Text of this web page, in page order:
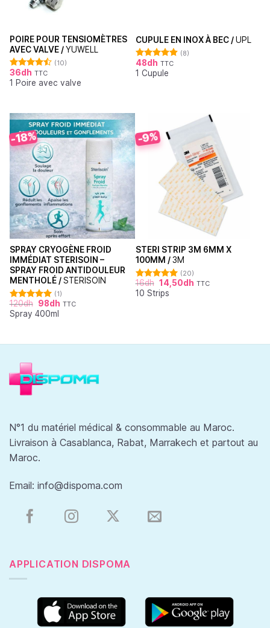
POIRE POUR TENSIOMÈTRES
AVEC VALVE /YUWELL
Note4.50
sur 5
(10)
36dh TTC
1 Poire avec valve
CUPULE EN INOX À BEC /UPL
Note4.88
sur 5
(8)
48dh TTC
1 Cupule
-18%
SPRAY CRYOGÈNE FROID
IMMÉDIAT STERISOIN –
SPRAY FROID ANTIDOULEUR
MENTHOLÉ /STERISOIN
Note5.00
sur 5
(1)
120dh 98dh TTC
Spray 400ml
-9%
STERI STRIP 3M 6MM X
100MM /3M
Note
4.95
sur 5
(20)
16dh 14,50dh TTC
10 Strips
N°1 du matériel médical & consommable au Maroc.
Livraison à Casablanca, Rabat, Marrakech et partout au
Maroc.
Email: info@dispoma.com
APPLICATION DISPOMA